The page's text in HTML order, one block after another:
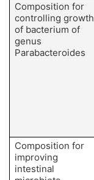
Composition for
controlling growth
of bacterium of
genus
Parabacteroides
Composition for
improving
intestinal